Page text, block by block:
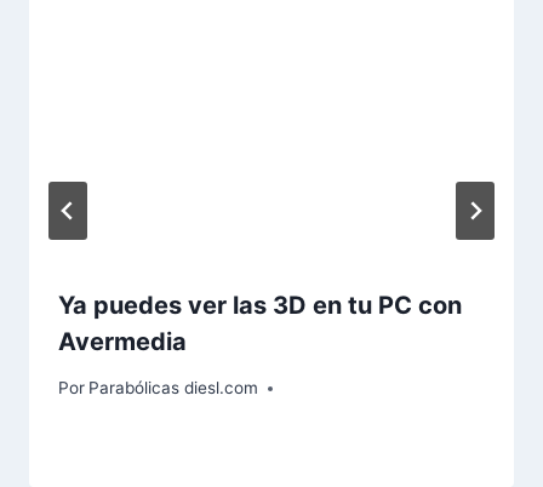
Ya puedes ver las 3D en tu PC con
Avermedia
Por Parabólicas diesl.com